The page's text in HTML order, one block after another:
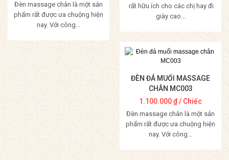
Đèn massage chân là một sản
phẩm rất được ưa chuộng hiện
nay. Với công...
Mua Hàng
rất hữu ích cho các chị hay đi
giày cao...
Mua Hàng
ĐÈN ĐÁ MUỐI MASSAGE
CHÂN MC003
1.100.000₫/ Chiếc
Đèn massage chân là một sản
phẩm rất được ưa chuộng hiện
nay. Với công...
Mua Hàng